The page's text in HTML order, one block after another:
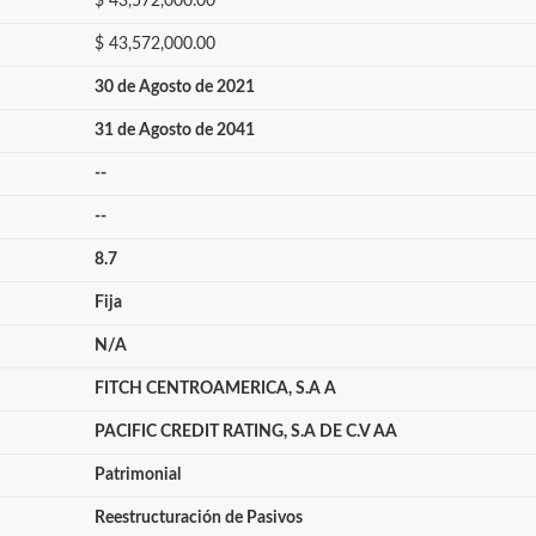
$ 43,572,000.00
30 de Agosto de 2021
31 de Agosto de 2041
--
--
8.7
Fija
N/A
FITCH CENTROAMERICA, S.A A
PACIFIC CREDIT RATING, S.A DE C.V AA
Patrimonial
Reestructuración de Pasivos